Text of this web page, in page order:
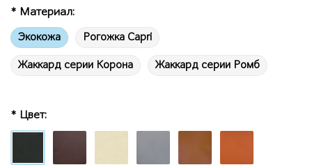
* Материал:
Экокожа Рогожка Capri
Жаккард серии Корона Жаккард серии Ромб
* Цвет: